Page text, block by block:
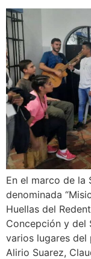
En el marco de la
denominada
Huellas del
Concepción y del
varios lugares del
Alirio Suarez,